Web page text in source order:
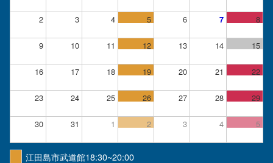
2 3 4 5 6 7 8
9 10 11 12 13 14 15
16 17 18 19 20 21 22
23 24 25 26 27 28 29
30 31 1 2 3 4 5
江田島市武道館18:30~20:00